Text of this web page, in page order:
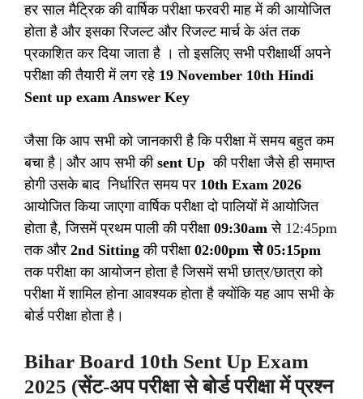
हर साल मैट्रिक की वार्षिक परीक्षा फरवरी माह में की आयोजित
होता है और इसका रिजल्ट और रिजल्ट मार्च के अंत तक
प्रकाशित कर दिया जाता है । तो इसलिए सभी परीक्षार्थी अपने
परीक्षा की तैयारी में लग रहे 19 November 10th Hindi
Sent up exam Answer Key
जैसा कि आप सभी को जानकारी है कि परीक्षा में समय बहुत कम
बचा है | और आप सभी की sent Up की परीक्षा जैसे ही समाप्त
होगी उसके बाद निर्धारित समय पर 10th Exam 2026
आयोजित किया जाएगा वार्षिक परीक्षा दो पालियों में आयोजित
होता है, जिसमें प्रथम पाली की परीक्षा 09:30am से 12:45pm
तक और 2nd Sitting की परीक्षा 02:00pm से 05:15pm
तक परीक्षा का आयोजन होता है जिसमें सभी छात्र/छात्रा को
परीक्षा में शामिल होना आवश्यक होता है क्योंकि यह आप सभी के
बोर्ड परीक्षा होता है।
Bihar Board 10th Sent Up Exam
2025 (सेंट-अप परीक्षा से बोर्ड परीक्षा में प्रश्न